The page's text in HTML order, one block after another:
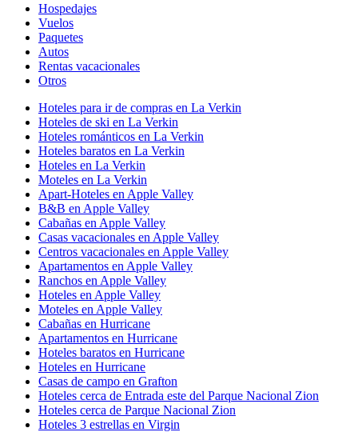
Hospedajes
Vuelos
Paquetes
Autos
Rentas vacacionales
Otros
Hoteles para ir de compras en La Verkin
Hoteles de ski en La Verkin
Hoteles románticos en La Verkin
Hoteles baratos en La Verkin
Hoteles en La Verkin
Moteles en La Verkin
Apart-Hoteles en Apple Valley
B&B en Apple Valley
Cabañas en Apple Valley
Casas vacacionales en Apple Valley
Centros vacacionales en Apple Valley
Apartamentos en Apple Valley
Ranchos en Apple Valley
Hoteles en Apple Valley
Moteles en Apple Valley
Cabañas en Hurricane
Apartamentos en Hurricane
Hoteles baratos en Hurricane
Hoteles en Hurricane
Casas de campo en Grafton
Hoteles cerca de Entrada este del Parque Nacional Zion
Hoteles cerca de Parque Nacional Zion
Hoteles 3 estrellas en Virgin